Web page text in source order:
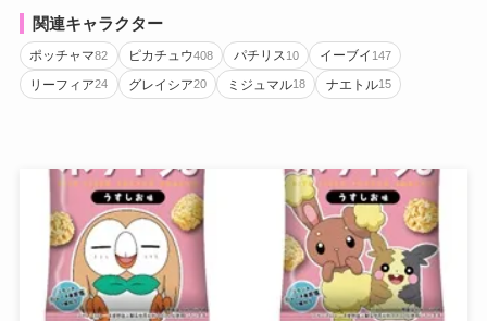
関連キャラクター
ポッチャマ82 ピカチュウ408 パチリス10 イーブイ 147
リーフィア24 グレイシア20 ミジュマル18 ナエトル15